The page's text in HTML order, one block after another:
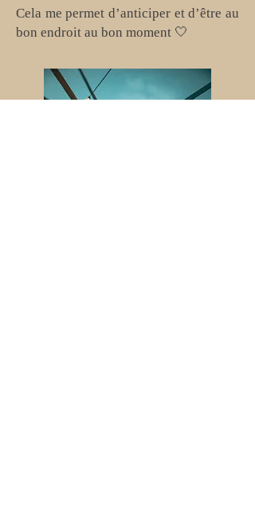
Cela me permet d’anticiper et d’être au
bon endroit au bon moment 🤍